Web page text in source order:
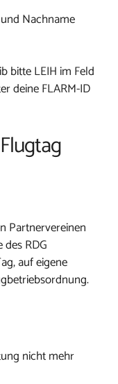
Nachname
bitte LEIH im Feld
deine FLARM-ID
Partnervereinen
RDG
auf eigene
nicht mehr